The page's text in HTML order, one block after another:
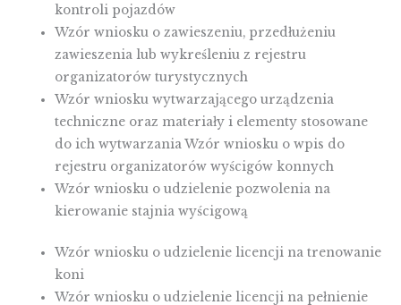
kontroli pojazdów
Wzór wniosku o zawieszeniu, przedłużeniu
zawieszenia lub wykreśleniu z rejestru
organizatorów turystycznych
Wzór wniosku wytwarzającego urządzenia
techniczne oraz materiały i elementy stosowane
do ich wytwarzania Wzór wniosku o wpis do
rejestru organizatorów wyścigów konnych
Wzór wniosku o udzielenie pozwolenia na
kierowanie stajnia wyścigową
Wzór wniosku o udzielenie licencji na trenowanie
koni
Wzór wniosku o udzielenie licencji na pełnienie